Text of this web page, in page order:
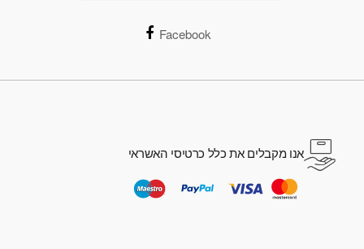
Facebook
אנו מקבלים את כלל כרטיסי האשראי